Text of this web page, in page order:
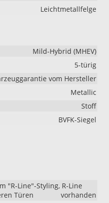
Leichtmetallfelge
Mild-Hybrid (MHEV)
5-türig
vom Hersteller
Metallic
Stoff
BVFK-Siegel
"R-Line"-Styling, R-Line
Türen
vorhanden